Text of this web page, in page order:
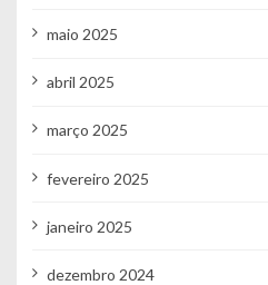
maio 2025
abril 2025
março 2025
fevereiro 2025
janeiro 2025
dezembro 2024